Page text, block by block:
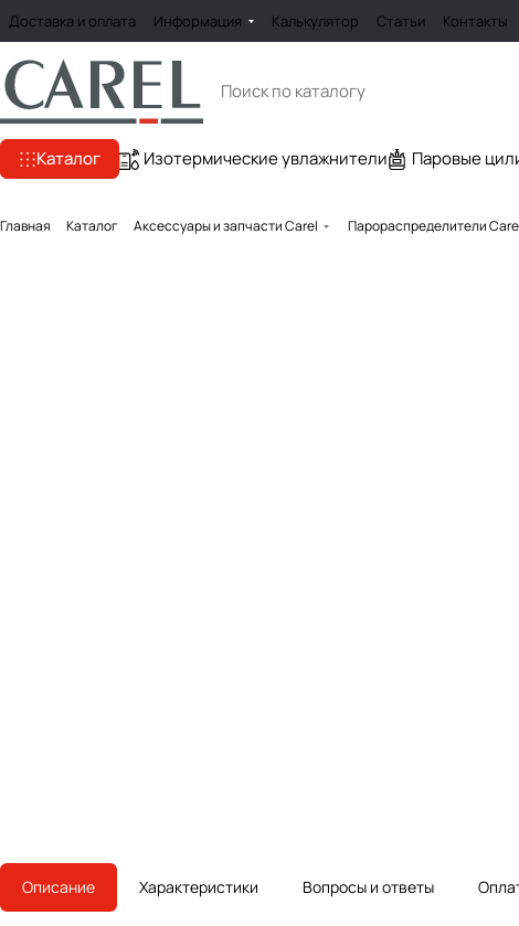
Доставка и оплата Информация Калькулятор Статьи Контакты
Каталог Изотермические увлажнители Паровые
Главная Каталог Аксессуары и запчасти Carel Парораспределители
Описание Характеристики Вопросы и ответы